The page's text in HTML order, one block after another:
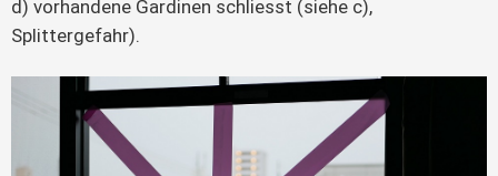
d) vorhandene Gardinen schliesst (siehe c),
Splittergefahr).